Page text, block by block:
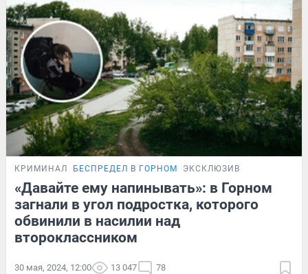
КРИМИНАЛ БЕСПРЕДЕЛ В ГОРНОМ ЭКСКЛЮЗИВ
«Давайте ему напинывать»: в Горном
загнали в угол подростка, которого
обвинили в насилии над
второклассником
30 мая, 2024, 12:00 13 047 78